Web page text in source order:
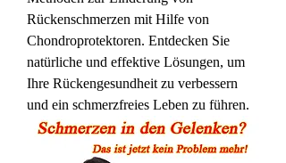
Rückenschmerzen mit Hilfe von
Chondroprotektoren. Entdecken Sie
natürliche und effektive Lösungen, um
Ihre Rückengesundheit zu verbessern
und ein schmerzfreies Leben zu führen.